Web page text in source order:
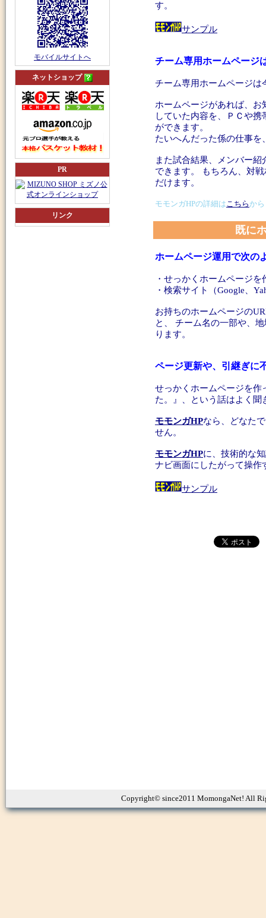
モバイルサイトへ
ネットショップ
PR
リンク
す。
サンプル
チーム専用ホームページ
チーム専用ホームページは
ホームページがあれば、
していた内容を、ＰＣや
ができます。
たいへんだった係の仕事
また試合結果、メンバー
できます。 もちろん、対
だけます。
モモンガHPの詳細はこちらから
既に
ホームページ運用で次の
・せっかくホームページ
・検索サイト（Google、
お持ちのホームページの
と、 チーム名の一部や、
ります。
ページ更新や、引継ぎに
せっかくホームページを作
た。』、という話はよく聞
モモンガHPなら、どなた
せん。
モモンガHPに、技術的な
ナビ画面にしたがって操作
サンプル
Copyright© since2011 MomongaNet! All